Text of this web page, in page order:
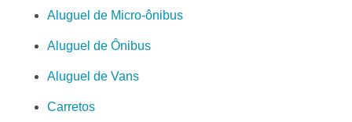
Aluguel de Micro-ônibus
Aluguel de Ônibus
Aluguel de Vans
Carretos